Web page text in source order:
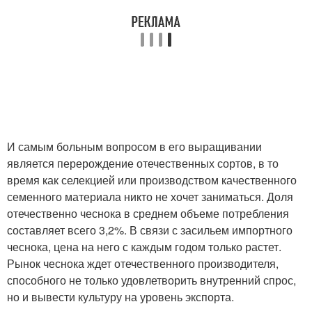
И самым больным вопросом в его выращивании
является перерождение отечественных сортов, в то
время как селекцией или производством качественного
семенного материала никто не хочет заниматься. Доля
отечественно чеснока в среднем объеме потребления
составляет всего 3,2%. В связи с засильем импортного
чеснока, цена на него с каждым годом только растет.
Рынок чеснока ждет отечественного производителя,
способного не только удовлетворить внутренний спрос,
но и вывести культуру на уровень экспорта.